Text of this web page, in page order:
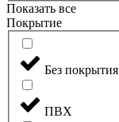
Показать все
Покрытие
Без покрытия
ПВХ